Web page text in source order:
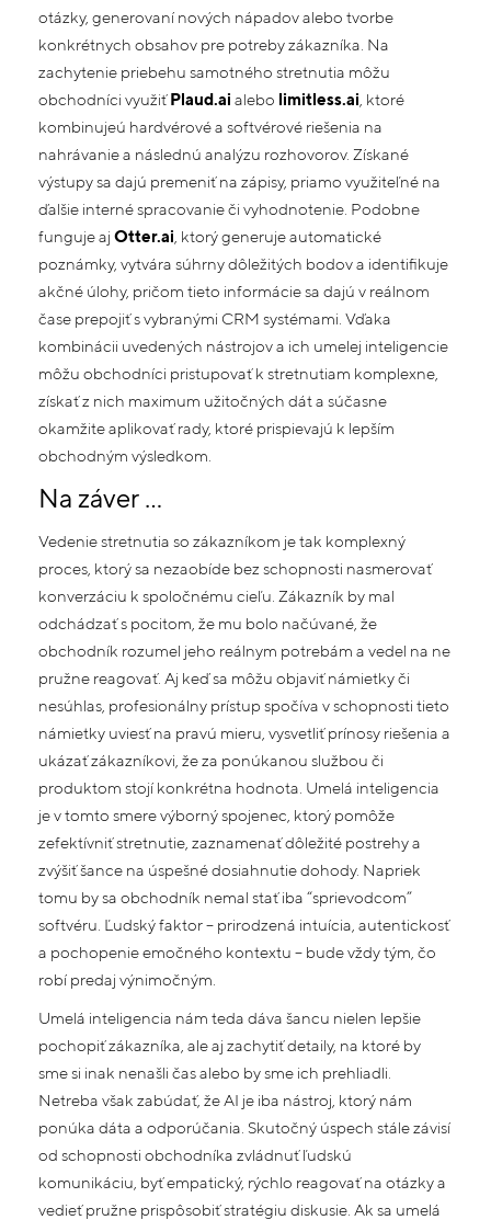
otázky, generovaní nových nápadov alebo tvorbe
konkrétnych obsahov pre potreby zákazníka. Na
zachytenie priebehu samotného stretnutia môžu
obchodníci využiťPlaud.ai alebo limitless.ai , ktoré
kombinujeú hardvérové a softvérové riešenia na
nahrávanie a následnú analýzu rozhovorov. Získané
výstupy sa dajú premeniť na zápisy, priamo využiteľné na
ďalšie interné spracovanie či vyhodnotenie. Podobne
funguje aj Otter.ai , ktorý generuje automatické
poznámky, vytvára súhrny dôležitých bodov a identifikuje
akčné úlohy, pričom tieto informácie sa dajú v reálnom
čase prepojiť s vybranými CRM systémami. Vďaka
kombinácii uvedených nástrojov a ich umelej inteligencie
môžu obchodníci pristupovať k stretnutiam komplexne,
získať z nich maximum užitočných dát a súčasne
okamžite aplikovať rady, ktoré prispievajú k lepším
obchodným výsledkom.
Na záver …
Vedenie stretnutia so zákazníkom je tak komplexný
proces, ktorý sa nezaobíde bez schopnosti nasmerovať
konverzáciu k spoločnému cieľu. Zákazník by mal
odchádzať s pocitom, že mu bolo načúvané, že
obchodník rozumel jeho reálnym potrebám a vedel na ne
pružne reagovať. Aj keď sa môžu objaviť námietky či
nesúhlas, profesionálny prístup spočíva v schopnosti tieto
námietky uviesť na pravú mieru, vysvetliť prínosy riešenia a
ukázať zákazníkovi, že za ponúkanou službou či
produktom stojí konkrétna hodnota. Umelá inteligencia
je v tomto smere výborný spojenec, ktorý pomôže
zefektívniť stretnutie, zaznamenať dôležité postrehy a
zvýšiť šance na úspešné dosiahnutie dohody. Napriek
tomu by sa obchodník nemal stať iba “sprievodcom”
softvéru. Ľudský faktor – prirodzená intuícia, autentickosť
a pochopenie emočného kontextu – bude vždy tým, čo
robí predaj výnimočným.
Umelá inteligencia nám teda dáva šancu nielen lepšie
pochopiť zákazníka, ale aj zachytiť detaily, na ktoré by
sme si inak nenašli čas alebo by sme ich prehliadli.
Netreba však zabúdať, že AI je iba nástroj, ktorý nám
ponúka dáta a odporúčania. Skutočný úspech stále závisí
od schopnosti obchodníka zvládnuť ľudskú
komunikáciu, byť empatický, rýchlo reagovať na otázky a
vedieť pružne prispôsobiť stratégiu diskusie. Ak sa umelá